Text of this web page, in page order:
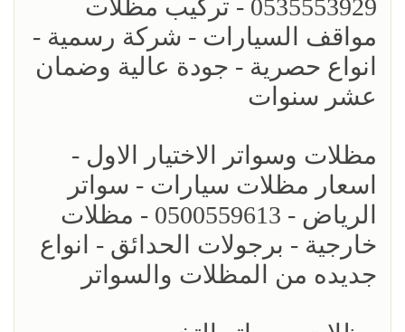
0535553929 - تركيب مظلات
مواقف السيارات - شركة رسمية -
انواع حصرية - جودة عالية وضمان
عشر سنوات
مظلات وسواتر الاختيار الاول -
اسعار مظلات سيارات - سواتر
الرياض - 0500559613 - مظلات
خارجية - برجولات الحدائق - انواع
جديده من المظلات والسواتر